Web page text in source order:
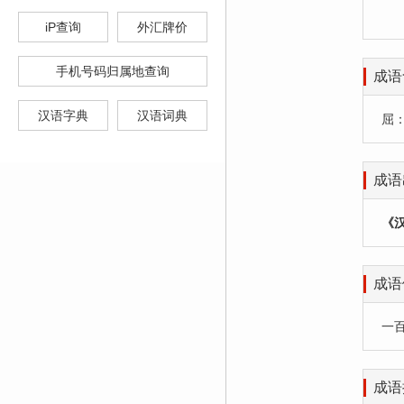
iP查询 外汇牌价
手机号码归属地查询
汉语字典 汉语词典
成
屈
成
《
成
一
成